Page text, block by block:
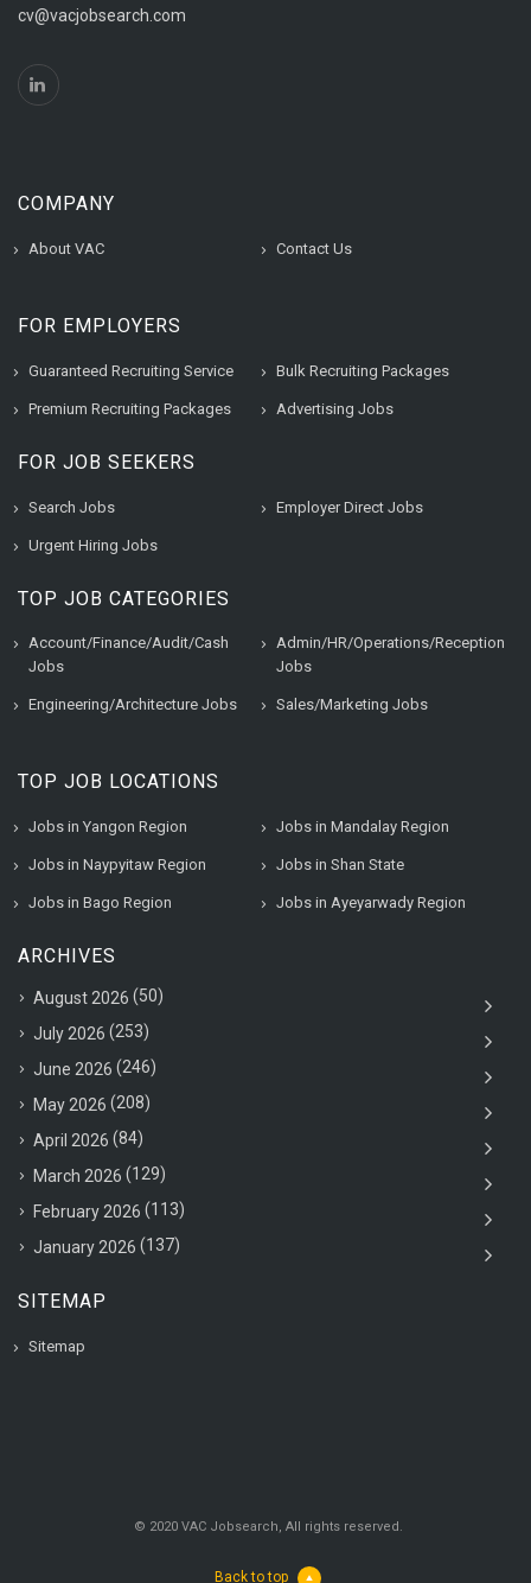
cv@vacjobsearch.com
COMPANY
About VAC Contact Us
FOR EMPLOYERS
Guaranteed Recruiting Service Bulk Recruiting Packages
Premium Recruiting Packages Advertising Jobs
FOR JOB SEEKERS
Search Jobs Employer Direct Jobs
Urgent Hiring Jobs
TOP JOB CATEGORIES
Account/Finance/Audit/Cash
Jobs
Admin/HR/Operations/Reception
Jobs
Engineering/Architecture Jobs Sales/Marketing Jobs
TOP JOB LOCATIONS
Jobs in Yangon Region Jobs in Mandalay Region
Jobs in Naypyitaw Region Jobs in Shan State
Jobs in Bago Region Jobs in Ayeyarwady Region
ARCHIVES
August 2026 (50)
July 2026 (253)
June 2026 (246)
May 2026 (208)
April 2026 (84)
March 2026 (129)
February 2026 (113)
January 2026 (137)
SITEMAP
Sitemap
© 2020 VAC Jobsearch, All rights reserved.
Back to top